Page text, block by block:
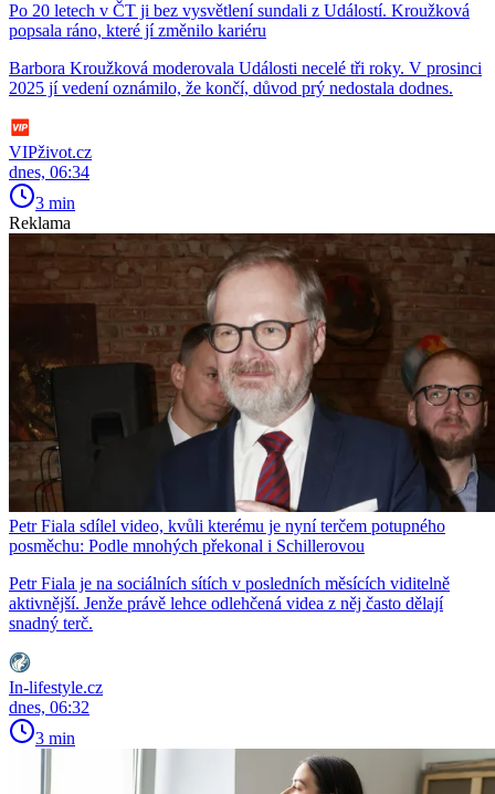
Po 20 letech v ČT ji bez vysvětlení sundali z Událostí. Kroužková
popsala ráno, které jí změnilo kariéru
Barbora Kroužková moderovala Události necelé tři roky. V prosinci
2025 jí vedení oznámilo, že končí, důvod prý nedostala dodnes.
VIPživot.cz
dnes, 06:34
3 min
Reklama
Petr Fiala sdílel video, kvůli kterému je nyní terčem potupného
posměchu: Podle mnohých překonal i Schillerovou
Petr Fiala je na sociálních sítích v posledních měsících viditelně
aktivnější. Jenže právě lehce odlehčená videa z něj často dělají
snadný terč.
In-lifestyle.cz
dnes, 06:32
3 min